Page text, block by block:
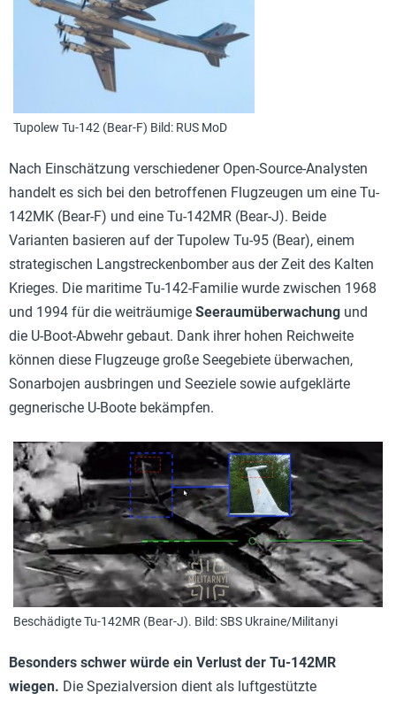
Tupolew Tu-142 (Bear-F) Bild: RUS MoD
Nach Einschätzung verschiedener Open-Source-Analysten
handelt es sich bei den betroffenen Flugzeugen um eine Tu-
142MK (Bear-F) und eine Tu-142MR (Bear-J). Beide
Varianten basieren auf der Tupolew Tu-95 (Bear), einem
strategischen Langstreckenbomber aus der Zeit des Kalten
Krieges. Die maritime Tu-142-Familie wurde zwischen 1968
und 1994 für die weiträumige Seeraumüberwachung und
die U-Boot-Abwehr gebaut. Dank ihrer hohen Reichweite
können diese Flugzeuge große Seegebiete überwachen,
Sonarbojen ausbringen und Seeziele sowie aufgeklärte
gegnerische U-Boote bekämpfen.
Beschädigte Tu-142MR (Bear-J). Bild: SBS Ukraine/Militanyi
Besonders schwer würde ein Verlust der Tu-142MR
wiegen. Die Spezialversion dient als luftgestützte